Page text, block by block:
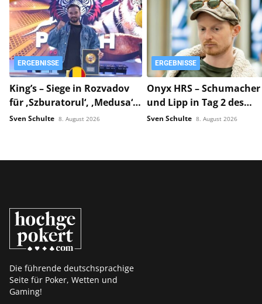
ERGEBNISSE
King’s – Siege in Rozvadov
für ‚Szburatorul‘, ‚Medusa‘
und ‚Svaras‘!
Sven Schulte 8. August 2026
ERGEBNISSE
Onyx HRS – Schumacher
und Lipp in Tag 2 des
$10.400 Premiere!
Sven Schulte 8. August 2026
Die führende deutschsprachige
Seite für Poker, Wetten und
Gaming!